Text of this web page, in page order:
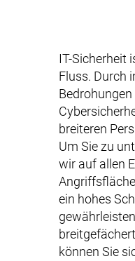
IT-Sicherheit
Fluss. Durch
breiteren
Um Sie zu
wir auf allen
ein hohes
können Sie